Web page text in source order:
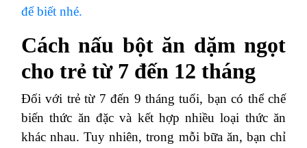
để biết nhé.
Cách nấu bột ăn dặm ngọt
cho trẻ từ 7 đến 12 tháng
Đối với trẻ từ 7 đến 9 tháng tuổi, bạn có thể chế
biến thức ăn đặc và kết hợp nhiều loại thức ăn
khác nhau. Tuy nhiên, trong mỗi bữa ăn, bạn chỉ